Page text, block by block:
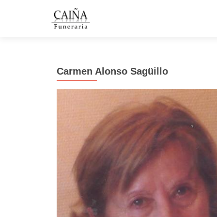
Carmen Alonso Sagüillo